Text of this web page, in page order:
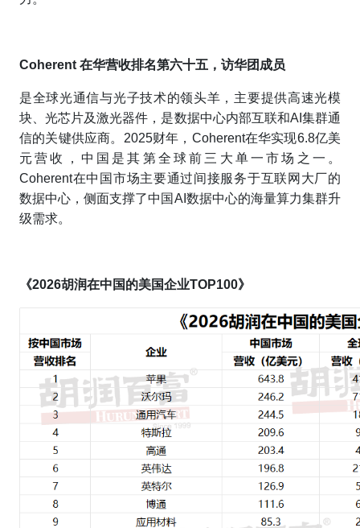
Coherent 在华营收排名第六十五，访华团成员
是全球光通信与光子技术的领头羊，主要提供高速光模
块、光芯片及激光器件，是数据中心内部互联和AI集群通
信的关键供应商。2025财年，Coherent在华实现6.8亿美
元营收，中国是其第全球前三大单一市场之一。
Coherent在中国市场主要通过间接服务于互联网大厂的
数据中心，侧面支撑了中国AI数据中心的海量算力集群升
级需求。
《2026胡润在中国的美国企业TOP100》